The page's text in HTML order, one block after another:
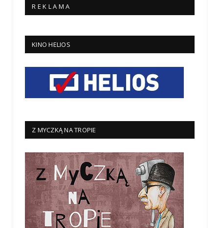
R E K L A M A
KINO HELIOS
Z MYCZKĄ NA TROPIE